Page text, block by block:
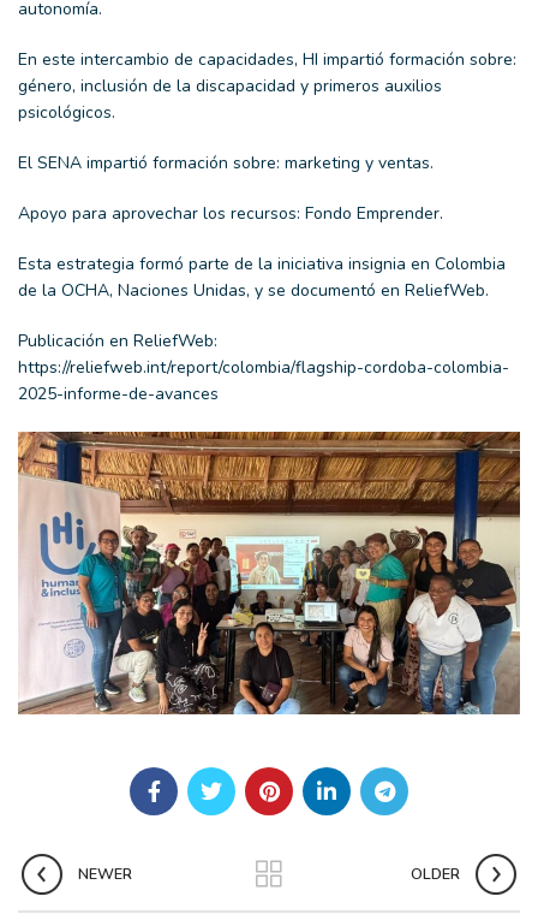
autonomía.
En este intercambio de capacidades, HI impartió formación sobre:
género, inclusión de la discapacidad y primeros auxilios
psicológicos.
El SENA impartió formación sobre: marketing y ventas.
Apoyo para aprovechar los recursos: Fondo Emprender.
Esta estrategia formó parte de la iniciativa insignia en Colombia
de la OCHA, Naciones Unidas, y se documentó en ReliefWeb.
Publicación en ReliefWeb:
https://reliefweb.int/report/colombia/flagship-cordoba-colombia-
2025-informe-de-avances
NEWER OLDER